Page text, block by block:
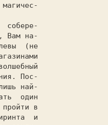
Вам на-
(не
Пос-
най-
один
в
и